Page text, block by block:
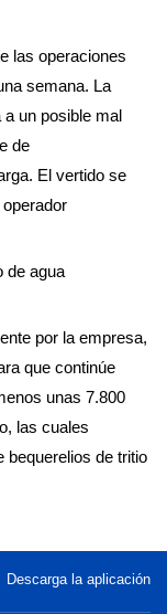
las operaciones
semana. La
a un posible mal
de
El vertido se
de agua
por la empresa,
que continúe
unas 7.800
las cuales
bequerelios de tritio
Descarga la aplicación